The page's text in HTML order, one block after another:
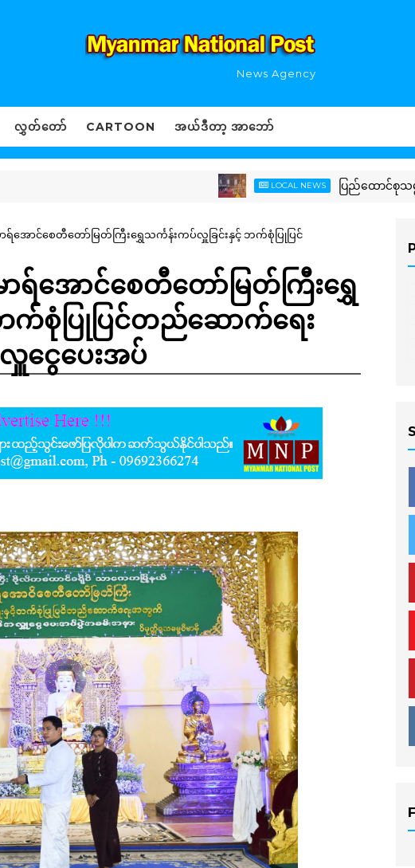
News Agency
လွှတ်တော် CARTOON အယ်ဒီတာ့ အာဘော်
LOCAL NEWS ပြည်ထောင်စုသမ္မတမြ
အောင်စေတီတော်မြတ်ကြီးရွှေသင်္ကန်းကပ်လှူခြင်းနှင့် ဘက်စုံပြုပြင်
အောင်စေတီတော်မြတ်ကြီးရွှေ
က်စုံပြုပြင်တည်ဆောက်ရေး
ငွေပေးအပ်